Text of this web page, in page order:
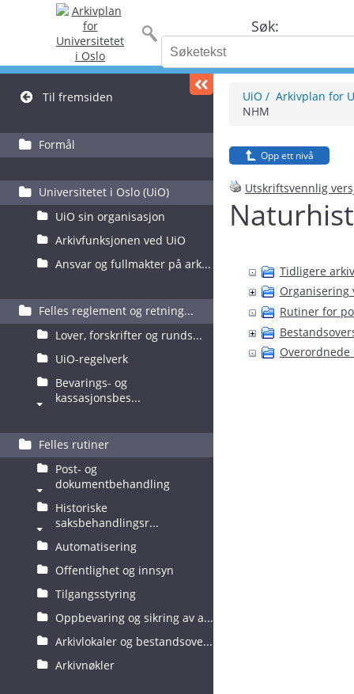
Søk:
Til fremsiden
Formål
Universitetet i Oslo (UiO)
UiO sin organisasjon
Arkivfunksjonen ved UiO
Ansvar og fullmakter på ark...
Felles reglement og retning...
Lover, forskrifter og runds...
UiO-regelverk
Bevarings- og
kassasjonsbes...
Felles rutiner
Post- og
dokumentbehandling
Historiske
saksbehandlingsr...
Automatisering
Offentlighet og innsyn
Tilgangsstyring
Oppbevaring og sikring av a...
Arkivlokaler og bestandsove...
Arkivnøkler
UiO
Arkivplan for
NHM
Opp ett nivå
Utskriftsvennlig
Tidligere
Organisering
Rutiner for